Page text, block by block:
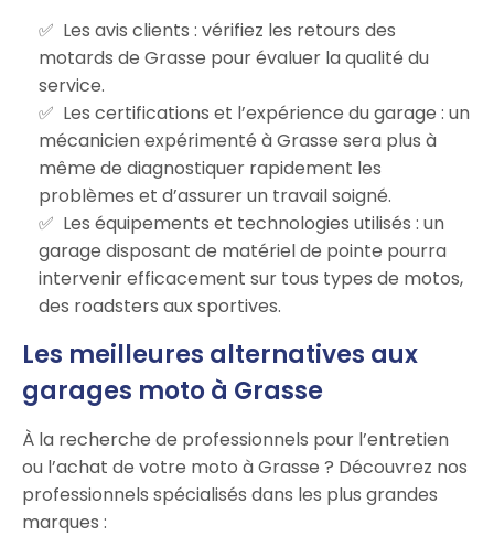
Les avis clients : vérifiez les retours des
motards de Grasse pour évaluer la qualité du
service.
Les certifications et l’expérience du garage : un
mécanicien expérimenté à Grasse sera plus à
même de diagnostiquer rapidement les
problèmes et d’assurer un travail soigné.
Les équipements et technologies utilisés : un
garage disposant de matériel de pointe pourra
intervenir efficacement sur tous types de motos,
des roadsters aux sportives.
Les meilleures alternatives aux
garages moto à Grasse
À la recherche de professionnels pour l’entretien
ou l’achat de votre moto à Grasse ? Découvrez nos
professionnels spécialisés dans les plus grandes
marques :